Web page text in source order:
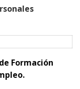
Formación